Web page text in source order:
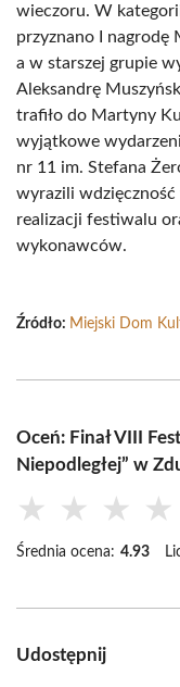
wieczoru. W
przyznano I nagrodę
a w starszej grupie
Aleksandrę
trafiło do Martyny
wyjątkowe
nr 11 im. Stefana
wyrazili
realizacji festiwalu
wykonawców.
Źródło: Miejski Dom
Oceń: Finał VIII
Niepodległej” w
★ ★ ★ ★
Średnia ocena: 4.93
Udostępnij